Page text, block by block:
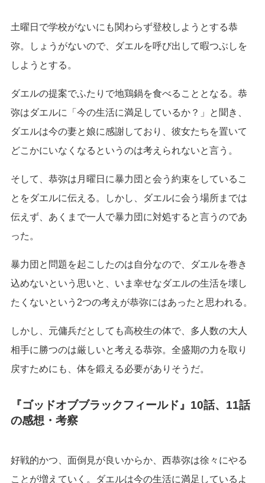
土曜日で学校がないにも関わらず登校しようとする恭
弥。しょうがないので、ダエルを呼び出して暇つぶしを
しようとする。
ダエルの提案でふたりで地鶏鍋を食べることとなる。恭
弥はダエルに「今の生活に満足しているか？」と聞き、
ダエルは今の妻と娘に感謝しており、彼女たちを置いて
どこかにいなくなるというのは考えられないと言う。
そして、恭弥は月曜日に暴力団と会う約束をしているこ
とをダエルに伝える。しかし、ダエルに会う場所までは
伝えず、あくまで一人で暴力団に対処すると言うのであ
った。
暴力団と問題を起こしたのは自分なので、ダエルを巻き
込めないという思いと、いま幸せなダエルの生活を壊し
たくないという2つの考えが恭弥にはあったと思われる。
しかし、元傭兵だとしても高校生の体で、多人数の大人
相手に勝つのは厳しいと考える恭弥。全盛期の力を取り
戻すためにも、体を鍛える必要がありそうだ。
『ゴッドオブブラックフィールド』10話、11話
の感想・考察
好戦的かつ、面倒見が良いからか、西恭弥は徐々にやる
ことが増えていく。ダエルは今の生活に満足しているよ